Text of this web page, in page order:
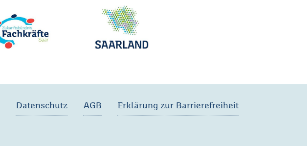
Datenschutz AGB Erklärung zur Barrierefreiheit